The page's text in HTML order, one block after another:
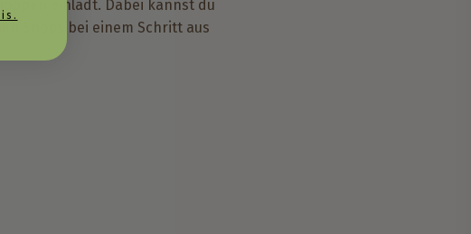
einlädt. Dabei kannst du
Shops bei einem Schritt aus